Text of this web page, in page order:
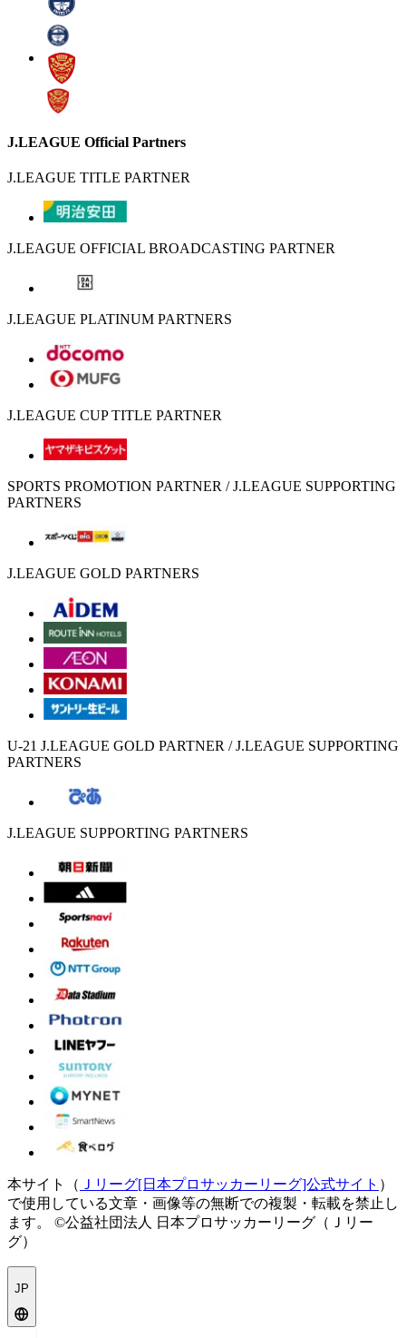
J.LEAGUE Official Partners
J.LEAGUE TITLE PARTNER
J.LEAGUE OFFICIAL BROADCASTING PARTNER
J.LEAGUE PLATINUM PARTNERS
J.LEAGUE CUP TITLE PARTNER
SPORTS PROMOTION PARTNER / J.LEAGUE SUPPORTING
PARTNERS
J.LEAGUE GOLD PARTNERS
U-21 J.LEAGUE GOLD PARTNER / J.LEAGUE SUPPORTING
PARTNERS
J.LEAGUE SUPPORTING PARTNERS
本サイト（ Ｊリーグ[日本プロサッカーリーグ]公式サイト ）
で使用している文章・画像等の無断での複製・転載を禁止し
ます。
©公益社団法人 日本プロサッカーリーグ（Ｊリー
グ）
JP